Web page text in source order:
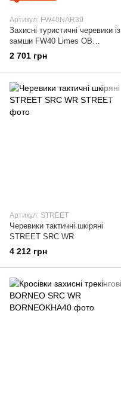
Артикул: FW40NAR39
Захисні туристичні черевики із
замши FW40 Limes OB
Portwest
2 701 грн
Артикул: STREET
Черевики тактичні шкіряні
STREET SRC WR
4 212 грн